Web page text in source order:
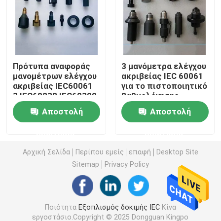
Εξοπλισμός δοκιμής ευφλέκτου
Εξοπλισμός δοκιμής μπαταριών λίθιου
οδηγημένος ελαφρύς εξοπλισμός δοκιμής
Έλεγχος δάχτυλων δοκιμής
περιβαλλοντικές αίθουσες δοκιμής
Εξοπλισμός δοκιμής μπαταριών της EV
Μανόμετρα ελέγχου ακριβείας
Πρότυπα αναφοράς
μανομέτρων ελέγχου
ακριβείας IEC60061
3 IEC60238 IEC60399
πορτατίφ
Αποστολή
3 μανόμετρα ελέγχου
ακριβείας IEC 60061
για το πιστοποιητικό
βαθμολόγησης
κατόχων E27
λαμπτήρωνΑποστολή
Αρχική Σελίδα Περίπου εμείς επαφή
Desktop Site
Sitemap
Privacy Policy
Ποιότητα Εξοπλισμός δοκιμής IECΚίνα
εργοστάσιο.Copyright © 2025 Dongguan Kingpo